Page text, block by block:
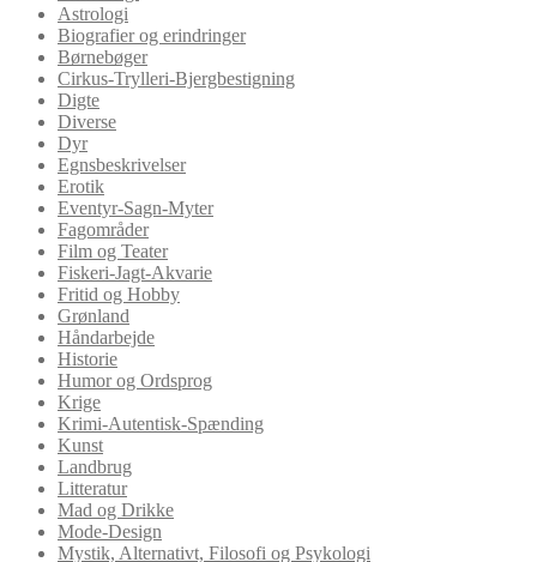
Astrologi
Biografier og erindringer
Børnebøger
Cirkus-Trylleri-Bjergbestigning
Digte
Diverse
Dyr
Egnsbeskrivelser
Erotik
Eventyr-Sagn-Myter
Fagområder
Film og Teater
Fiskeri-Jagt-Akvarie
Fritid og Hobby
Grønland
Håndarbejde
Historie
Humor og Ordsprog
Krige
Krimi-Autentisk-Spænding
Kunst
Landbrug
Litteratur
Mad og Drikke
Mode-Design
Mystik, Alternativt, Filosofi og Psykologi